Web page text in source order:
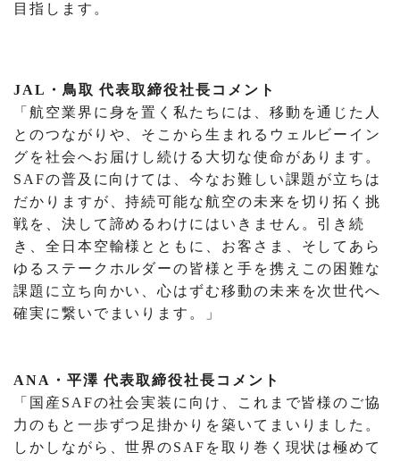
目指します。
JAL・鳥取 代表取締役社長コメント
「航空業界に身を置く私たちには、移動を通じた人
とのつながりや、そこから生まれるウェルビーイン
グを社会へお届けし続ける大切な使命があります。
SAFの普及に向けては、今なお難しい課題が立ちは
だかりますが、持続可能な航空の未来を切り拓く挑
戦を、決して諦めるわけにはいきません。引き続
き、全日本空輸様とともに、お客さま、そしてあら
ゆるステークホルダーの皆様と手を携えこの困難な
課題に立ち向かい、心はずむ移動の未来を次世代へ
確実に繋いでまいります。」
ANA・平澤 代表取締役社長コメント
「国産SAFの社会実装に向け、これまで皆様のご協
力のもと一歩ずつ足掛かりを築いてまいりました。
しかしながら、世界のSAFを取り巻く現状は極めて